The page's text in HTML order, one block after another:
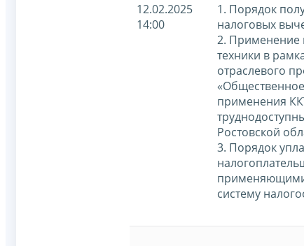
12.02.2025
14:00
1. Порядок
налоговых
2. Применение
техники в
отраслевого
применения
Ростовской
3. Порядок
систему